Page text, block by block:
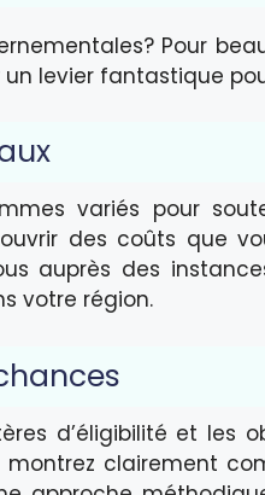
Pour
levier fantastique
variés pour
des coûts que
auprès des
votre région.
d’éligibilité et les
clairement